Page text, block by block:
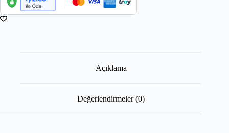
Açıklama
Değerlendirmeler (0)